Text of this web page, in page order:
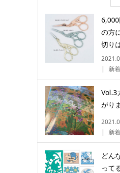
の方
切り
新
Vol.3
がり
新
どん
って